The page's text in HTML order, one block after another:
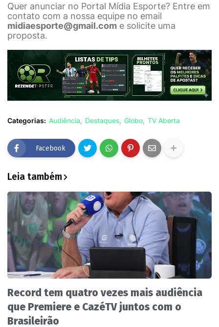
Quer anunciar no Portal Mídia Esporte? Entre em
contato com a nossa equipe no email
midiaesporte@gmail.com e solicite uma
proposta.
Categorias: Audiência Destaques Globo TV Aberta
Facebook
Leia também
Record tem quatro vezes mais audiência
que Premiere e CazéTV juntos com o
Brasileirão